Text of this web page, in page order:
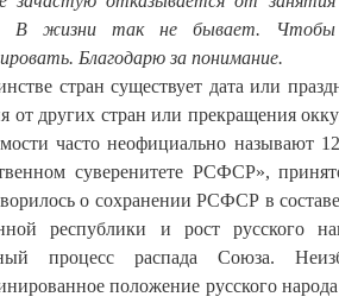
В жизни так не бывает. Чтобы
Благодарю за понимание.
стран существует дата или
от других стран или прекращения
часто неофициально называют
суверенитете РСФСР»,
о сохранении РСФСР в
республики и рост русского
процесс распада Союза.
положение русского